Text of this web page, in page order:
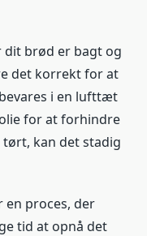
dit brød er bagt og
det korrekt for at
i en lufttæt
for at forhindre
kan det stadig
en proces, der
tid at opnå det